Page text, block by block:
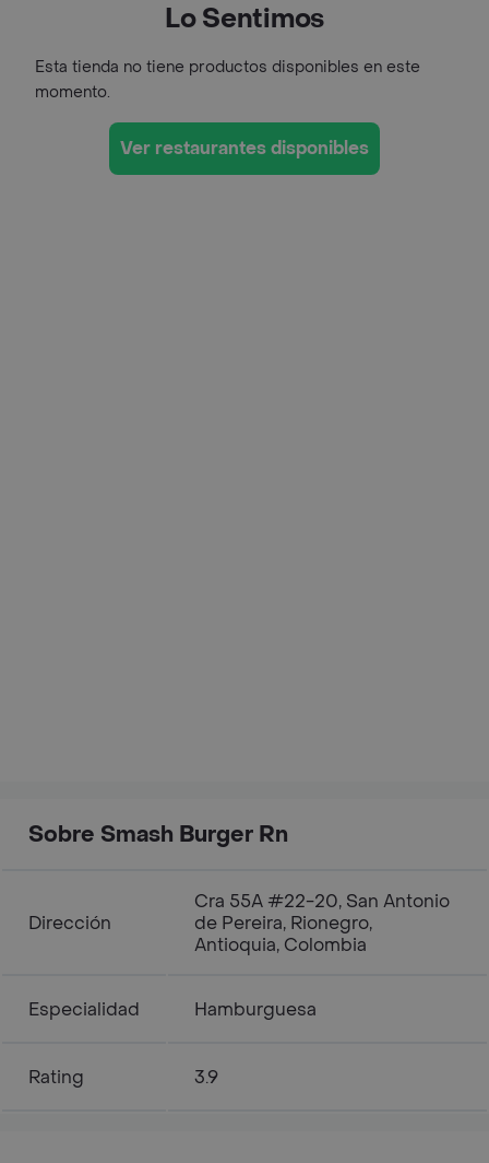
Lo Sentimos
Esta tienda no tiene productos disponibles en este
momento.
Ver restaurantes disponibles
Sobre Smash Burger Rn
Dirección
Cra 55A #22-20, San Antonio
de Pereira, Rionegro,
Antioquia, Colombia
Especialidad Hamburguesa
Rating 3.9